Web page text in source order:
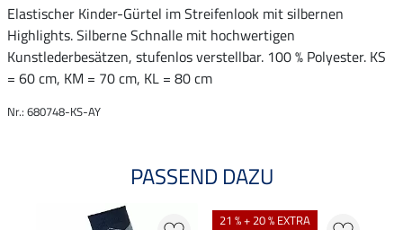
Elastischer Kinder-Gürtel im Streifenlook mit silbernen
Highlights. Silberne Schnalle mit hochwertigen
Kunstlederbesätzen, stufenlos verstellbar. 100 % Polyester. KS
= 60 cm, KM = 70 cm, KL = 80 cm
Nr.: 680748-KS-AY
PASSEND DAZU
21 % + 20 % EXTRA